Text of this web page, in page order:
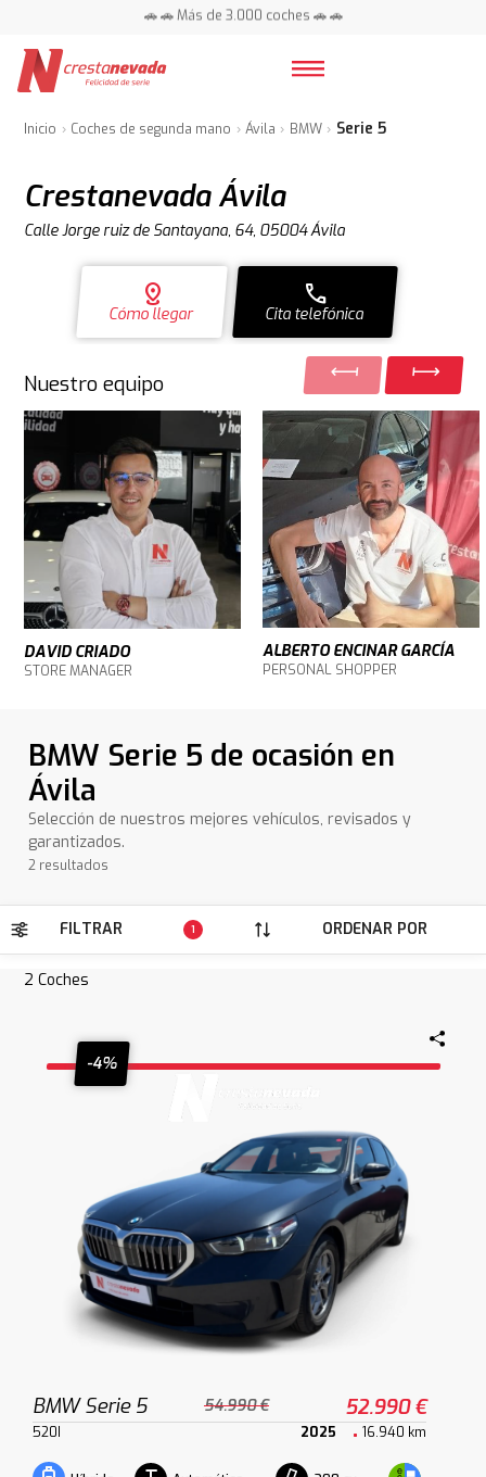
📍 Centros en toda España ⭐
Inicio Coches de segunda mano Ávila BMW Serie 5
Crestanevada Ávila
Calle Jorge ruiz de Santayana, 64, 05004 Ávila
distance
Cómo llegar
call
Cita telefónica
Nuestro equipo
DAVID CRIADO
STORE MANAGER
ALBERTO ENCINAR GARCÍA
PERSONAL SHOPPER
BMW Serie 5 de ocasión en
Ávila
Selección de nuestros mejores vehículos, revisados y
garantizados.
2 resultados
FILTRAR 1 ORDENAR POR
2 Coches
-4%
BMW Serie 5 54.990 € 52.990 €
520I 2025 16.940 km